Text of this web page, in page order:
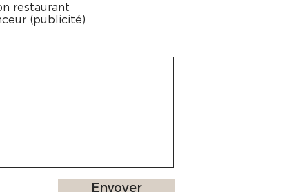
restaurant
(publicité)
Envoyer